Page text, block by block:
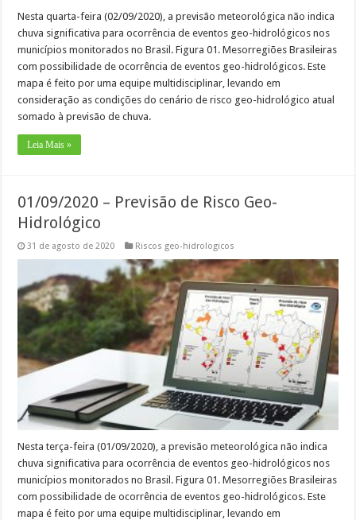
Nesta quarta-feira (02/09/2020), a previsão meteorológica não indica
chuva significativa para ocorrência de eventos geo-hidrológicos nos
municípios monitorados no Brasil. Figura 01. Mesorregiões Brasileiras
com possibilidade de ocorrência de eventos geo-hidrológicos. Este
mapa é feito por uma equipe multidisciplinar, levando em
consideração as condições do cenário de risco geo-hidrológico atual
somado à previsão de chuva.
Leia Mais »
01/09/2020 – Previsão de Risco Geo-
Hidrológico
31 de agosto de 2020 Riscos geo-hidrologicos
Nesta terça-feira (01/09/2020), a previsão meteorológica não indica
chuva significativa para ocorrência de eventos geo-hidrológicos nos
municípios monitorados no Brasil. Figura 01. Mesorregiões Brasileiras
com possibilidade de ocorrência de eventos geo-hidrológicos. Este
mapa é feito por uma equipe multidisciplinar, levando em